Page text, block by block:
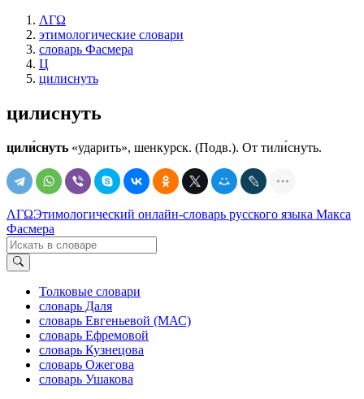
ΛΓΩ
этимологические словари
словарь Фасмера
Ц
цилиснуть
цилиснуть
цили́снуть «ударить», шенкурск. (Подв.). От тили́снуть.
ΛΓΩЭтимологический онлайн-словарь русского языка Макса
Фасмера
Толковые словари
словарь Даля
словарь Евгеньевой (МАС)
словарь Ефремовой
словарь Кузнецова
словарь Ожегова
словарь Ушакова